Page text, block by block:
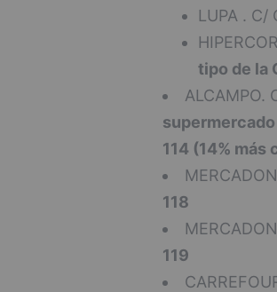
LUPA . C/
tipo de la
ALCAMPO.
114 (14%
118
119